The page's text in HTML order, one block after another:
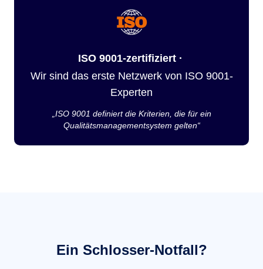
ISO 9001-zertifiziert ·
Wir sind das erste Netzwerk von ISO 9001-
Experten
„ISO 9001 definiert die Kriterien, die für ein
Qualitätsmanagementsystem gelten“
Ein Schlosser-Notfall?